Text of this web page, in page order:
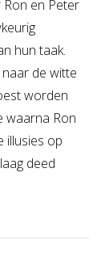
en Peter
hun taak.
de witte
worden
waarna Ron
illusies op
deed